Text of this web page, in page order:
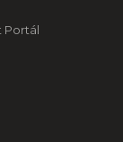
Portál